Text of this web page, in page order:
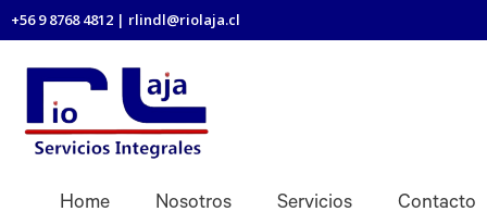
+56 9 8768 4812 | rlindl@riolaja.cl
Home Nosotros Servicios Contacto